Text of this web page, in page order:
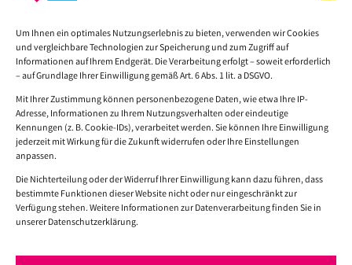
Um Ihnen ein optimales Nutzungserlebnis zu bieten, verwenden wir Cookies
und vergleichbare Technologien zur Speicherung und zum Zugriff auf
Informationen auf Ihrem Endgerät. Die Verarbeitung erfolgt – soweit erforderlich
– auf Grundlage Ihrer Einwilligung gemäß Art. 6 Abs. 1 lit. a DSGVO.
Mit Ihrer Zustimmung können personenbezogene Daten, wie etwa Ihre IP-
Adresse, Informationen zu Ihrem Nutzungsverhalten oder eindeutige
Kennungen (z. B. Cookie-IDs), verarbeitet werden. Sie können Ihre Einwilligung
jederzeit mit Wirkung für die Zukunft widerrufen oder Ihre Einstellungen
anpassen.
Die Nichterteilung oder der Widerruf Ihrer Einwilligung kann dazu führen, dass
bestimmte Funktionen dieser Website nicht oder nur eingeschränkt zur
Verfügung stehen. Weitere Informationen zur Datenverarbeitung finden Sie in
unserer Datenschutzerklärung.
KONTAKT
Verena Lödding
info@verenaloedding.de